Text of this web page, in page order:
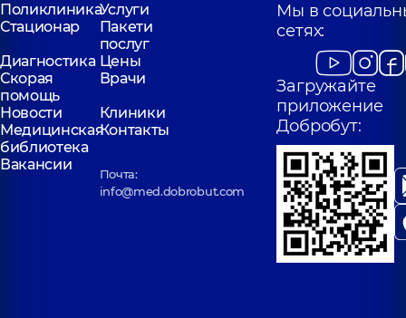
ПоликлиникаУслуги
Стационар
Пакети
послуг
Диагностика Цены
Скорая
помощь
Врачи
Новости
Клиники
Медицинская
библиотека
Контакты
Вакансии
Почта:
info@med.dobrobut.com
Мы в
сетях:
Загружайте
приложение
Добробут: